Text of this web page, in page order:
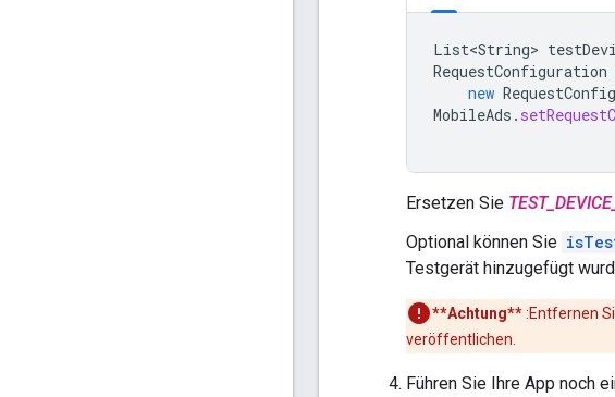
List<String>
RequestConfiguration
new
MobileAds .
Ersetzen Sie
Optional können Sie
Testgerät hinzugefügt
**Achtung**:Entfernen
veröffentlichen.
Führen Sie Ihre App noch